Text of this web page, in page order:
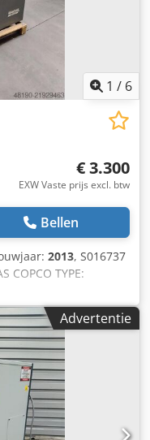
1 / 6
€ 3.300
EXW Vaste prijs excl. btw
Bellen
2013, S016737
COPCO TYPE:
(kW): 7,5
13 UREN
ja
nee GEKOELD
DOCUMENTEN: nee
Advertentie